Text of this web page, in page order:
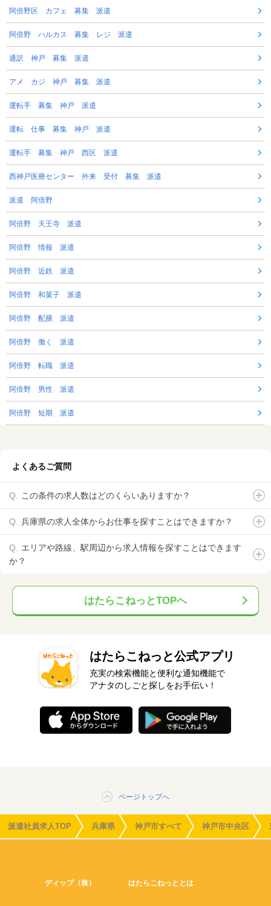
阿倍野区 カフェ 募集 派遣
阿倍野 ハルカス 募集 レジ 派遣
通訳 神戸 募集 派遣
アメ カジ 神戸 募集 派遣
運転手 募集 神戸 派遣
運転 仕事 募集 神戸 派遣
運転手 募集 神戸 西区 派遣
西神戸医療センター 外来 受付 募集 派遣
派遣 阿倍野
阿倍野 天王寺 派遣
阿倍野 情報 派遣
阿倍野 近鉄 派遣
阿倍野 和菓子 派遣
阿倍野 配膳 派遣
阿倍野 働く 派遣
阿倍野 転職 派遣
阿倍野 男性 派遣
阿倍野 短期 派遣
よくあるご質問
この条件の求人数はどのくらいありますか？
兵庫県の求人全体からお仕事を探すことはできますか？
エリアや路線、駅周辺から求人情報を探すことはできます
か？
はたらこねっとTOPへ
はたらこねっと公式アプリ
充実の検索機能と便利な通知機能で
アナタのしごと探しをお手伝い！
ページトップへ
派遣社員求人TOP 兵庫県 神戸市すべて 神戸市中央区
ディップ（株） はたらこねっととは